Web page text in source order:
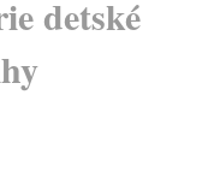
detské